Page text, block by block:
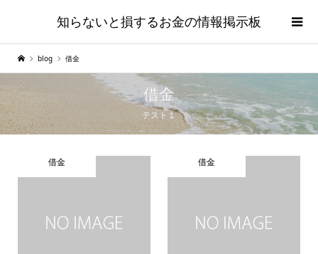
知らないと損するお金の情報掲示板
blog 借金
借金
テスト１
借金 借金